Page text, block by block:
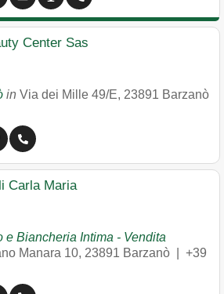
Center Sas
in Via dei Mille 49/E, 23891 Barzanò
Carla Maria
e Biancheria Intima - Vendita
Manara 10, 23891 Barzanò
+39